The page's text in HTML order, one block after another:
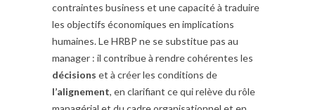
contraintes business et une capacité à traduire
les objectifs économiques en implications
humaines. Le HRBP ne se substitue pas au
manager : il contribue à rendre cohérentes les
décisions et à créer les conditions de
l’alignement, en clarifiant ce qui relève du rôle